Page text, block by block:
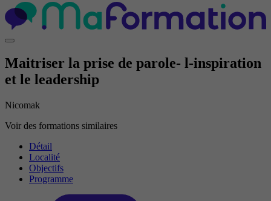
Maitriser la prise de parole- l-inspiration
et le leadership
Nicomak
Voir des formations similaires
Détail
Localité
Objectifs
Programme